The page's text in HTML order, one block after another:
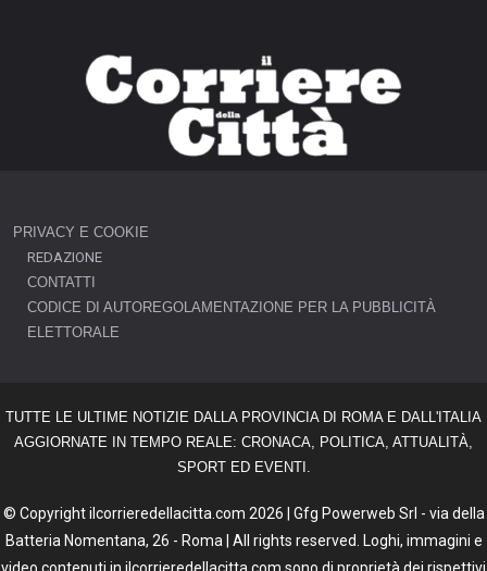
PRIVACY E COOKIE
REDAZIONE
CONTATTI
CODICE DI AUTOREGOLAMENTAZIONE PER LA PUBBLICITÀ
ELETTORALE
TUTTE LE ULTIME NOTIZIE DALLA PROVINCIA DI ROMA E DALL'ITALIA
AGGIORNATE IN TEMPO REALE: CRONACA, POLITICA, ATTUALITÀ,
SPORT ED EVENTI.
© Copyright ilcorrieredellacitta.com 2026 | Gfg Powerweb Srl - via della
Batteria Nomentana, 26 - Roma | All rights reserved. Loghi, immagini e